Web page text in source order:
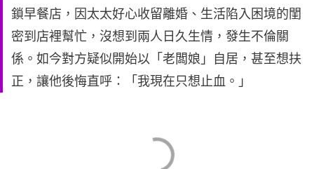
鎖早餐店，因太太好心收留離婚、生活陷入困境的閨
密到店裡幫忙，沒想到兩人日久生情，發生不倫關
係。如今對方疑似開始以「老闆娘」自居，甚至想扶
正，讓他後悔直呼：「我現在只想止血。」